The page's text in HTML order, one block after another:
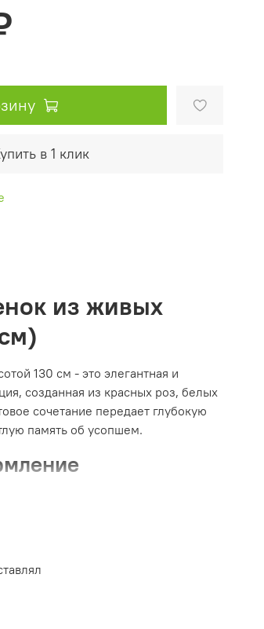
в 1 клик
из живых
130 см - это элегантная и
созданная из красных роз, белых
сочетание передает глубокую
память об усопшем.
вечной любви и уважения;
гармоничный, завершённый вид.